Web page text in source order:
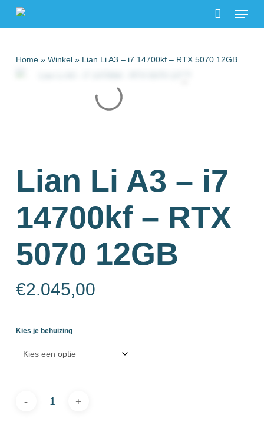
Menu
Home» Winkel» Lian Li A3 – i7 14700kf – RTX 5070 12GB
Lian Li A3 – i7
14700kf – RTX
5070 12GB
€2.045,00
Kies je behuizing